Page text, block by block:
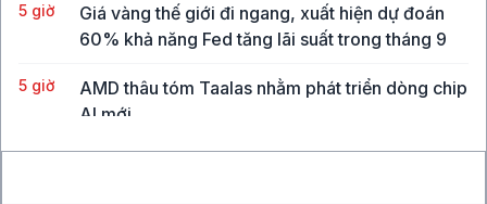
5 giờ
Giá vàng thế giới đi ngang, xuất hiện dự đoán
60% khả năng Fed tăng lãi suất trong tháng 9
5 giờ
AMD thâu tóm Taalas nhằm phát triển dòng chip
AI mới